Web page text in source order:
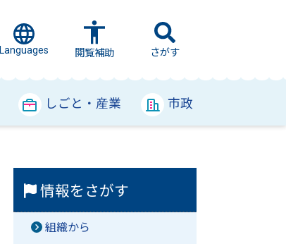
Languages 閲覧補助 さがす
しごと・産業 市政
情報をさがす
組織から